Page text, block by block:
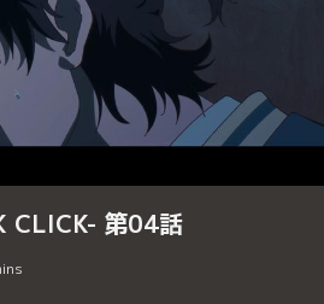
CLICK- 第04話